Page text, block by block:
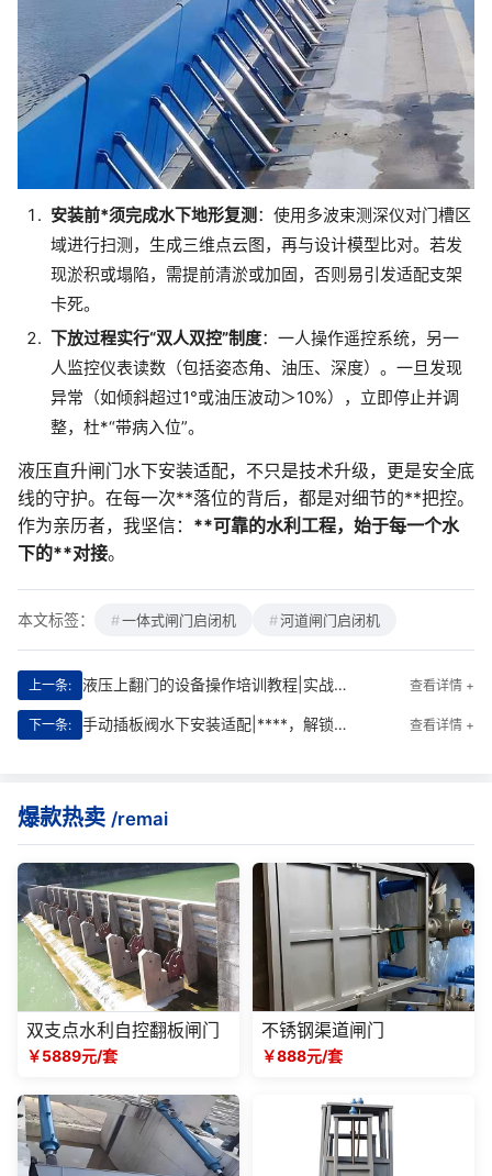
安装前*须完成水下地形复测 ：使用多波束测深仪对门槽区
域进行扫测，生成三维点云图，再与设计模型比对。若发
现淤积或塌陷，需提前清淤或加固，否则易引发适配支架
卡死。
下放过程实行“双人双控”制度：一人操作遥控系统，另一
人监控仪表读数（包括姿态角、油压、深度）。一旦发现
异常（如倾斜超过1°或油压波动＞10%），立即停止并调
整，杜*“带病入位”。
液压直升闸门水下安装适配，不只是技术升级，更是安全底
线的守护。在每一次**落位的背后，都是对细节的**把控。
作为亲历者，我坚信： **可靠的水利工程，始于每一个水
下的**对接。
本文标签： 一体式闸门启闭机 河道闸门启闭机
上一条: 液压上翻门的设备操作培训教程|实战赋能版 查看详情 +
下一条: 手动插板阀水下安装适配|****，解锁深水作业新可能 查看详情 +
爆款热卖 /remai
双支点水利自控翻板闸门
￥5889元/套
不锈钢渠道闸门
￥888元/套